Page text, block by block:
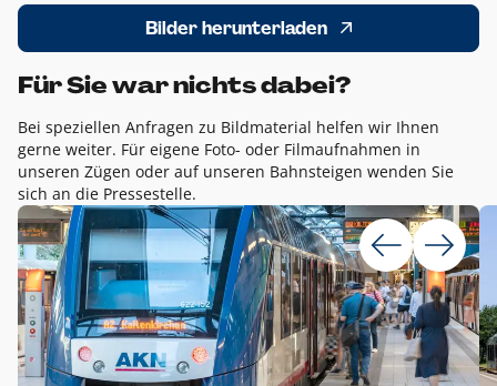
Bilder herunterladen
Für Sie war nichts dabei?
Bei speziellen Anfragen zu Bildmaterial helfen wir Ihnen
gerne weiter. Für eigene Foto- oder Filmaufnahmen in
unseren Zügen oder auf unseren Bahnsteigen wenden Sie
sich an die Pressestelle.